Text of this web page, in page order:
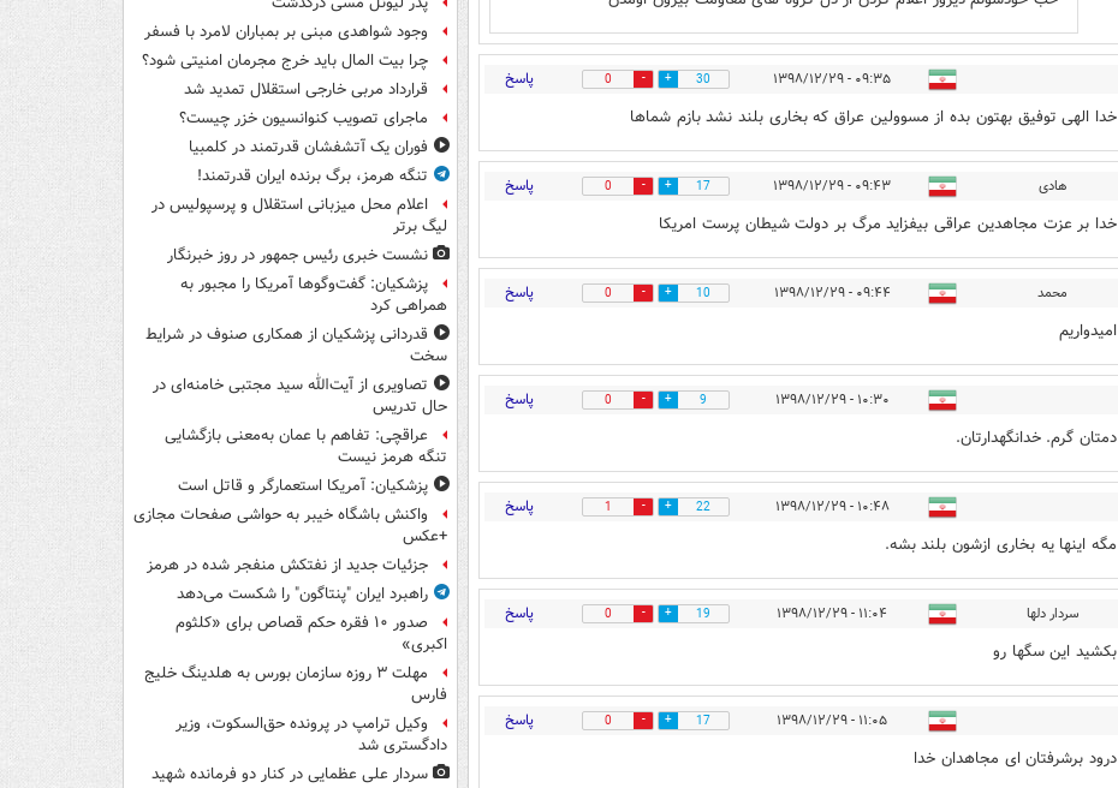
۰۹:۳۵ - ۱۳۹۸/۱۲/۲۹ 30
0 پاسخ
خدا الهی توفیق بهتون بده از مسوولین عراق که بخاری بلند نشد بازم شماها
هادی ۰۹:۴۳ - ۱۳۹۸/۱۲/۲۹ 17
0 پاسخ
خدا بر عزت مجاهدین عراقی بیفزاید مرگ بر دولت شیطان پرست امریکا
محمد ۰۹:۴۴ - ۱۳۹۸/۱۲/۲۹ 10
0 پاسخ
امیدواریم
۱۰:۳۰ - ۱۳۹۸/۱۲/۲۹ 9
0 پاسخ
دمتان گرم. خدانگهدارتان.
۱۰:۴۸ - ۱۳۹۸/۱۲/۲۹ 22
1 پاسخ
مگه اینها یه بخاری ازشون بلند بشه.
سردار دلها ۱۱:۰۴ - ۱۳۹۸/۱۲/۲۹ 19
0 پاسخ
بکشید این سگها رو
۱۱:۰۵ - ۱۳۹۸/۱۲/۲۹ 17
0 پاسخ
درود برشرفتان ای مجاهدان خدا
وجود شواهدی مبنی بر بمباران لامرد با فسفر
چرا بیت المال باید خرج مجرمان امنیتی شود؟
قرارداد مربی خارجی استقلال تمدید شد
ماجرای تصویب کنوانسیون خزر چیست؟
فوران یک آتشفشان قدرتمند در کلمبیا
تنگه هرمز، برگ برنده ایران قدرتمند!
اعلام محل میزبانی استقلال و پرسپولیس در
لیگ برتر
نشست خبری رئیس جمهور در روز خبرنگار
پزشکیان: گفت‌وگوها آمریکا را مجبور به
همراهی کرد
قدردانی پزشکیان از همکاری صنوف در شرایط
سخت
تصاویری از آیت‌الله سید مجتبی خامنه‌ای در
حال تدریس
عراقچی: تفاهم با عمان به‌معنی بازگشایی
تنگه هرمز نیست
پزشکیان: آمریکا استعمارگر و قاتل است
واکنش باشگاه خیبر به حواشی صفحات مجازی
+عکس
جزئیات جدید از نفتکش منفجر شده در هرمز
راهبرد ایران "پنتاگون" را شکست می‌دهد
صدور ۱۰ فقره حکم قصاص برای «کلثوم
اکبری»
مهلت ۳ روزه سازمان بورس به هلدینگ خلیج
فارس
وکیل ترامپ در پرونده حق‌السکوت، وزیر
دادگستری شد
سردار علی عظمایی در کنار دو فرمانده شهید